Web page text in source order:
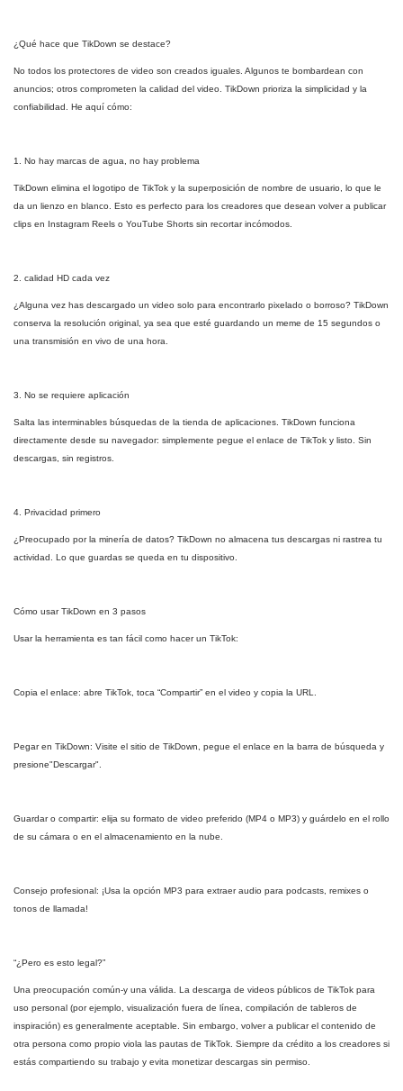
¿Qué hace que TikDown se destace?
No todos los protectores de video son creados iguales. Algunos te bombardean con
anuncios; otros comprometen la calidad del video. TikDown prioriza la simplicidad y la
confiabilidad. He aquí cómo:
1. No hay marcas de agua, no hay problema
TikDown elimina el logotipo de TikTok y la superposición de nombre de usuario, lo que le
da un lienzo en blanco. Esto es perfecto para los creadores que desean volver a publicar
clips en Instagram Reels o YouTube Shorts sin recortar incómodos.
2. calidad HD cada vez
¿Alguna vez has descargado un video solo para encontrarlo pixelado o borroso? TikDown
conserva la resolución original, ya sea que esté guardando un meme de 15 segundos o
una transmisión en vivo de una hora.
3. No se requiere aplicación
Salta las interminables búsquedas de la tienda de aplicaciones. TikDown funciona
directamente desde su navegador: simplemente pegue el enlace de TikTok y listo. Sin
descargas, sin registros.
4. Privacidad primero
¿Preocupado por la minería de datos? TikDown no almacena tus descargas ni rastrea tu
actividad. Lo que guardas se queda en tu dispositivo.
Cómo usar TikDown en 3 pasos
Usar la herramienta es tan fácil como hacer un TikTok:
Copia el enlace: abre TikTok, toca “Compartir” en el video y copia la URL.
Pegar en TikDown: Visite el sitio de TikDown, pegue el enlace en la barra de búsqueda y
presione"Descargar".
Guardar o compartir: elija su formato de video preferido (MP4 o MP3) y guárdelo en el rollo
de su cámara o en el almacenamiento en la nube.
Consejo profesional: ¡Usa la opción MP3 para extraer audio para podcasts, remixes o
tonos de llamada!
“¿Pero es esto legal?”
Una preocupación común-y una válida. La descarga de videos públicos de TikTok para
uso personal (por ejemplo, visualización fuera de línea, compilación de tableros de
inspiración) es generalmente aceptable. Sin embargo, volver a publicar el contenido de
otra persona como propio viola las pautas de TikTok. Siempre da crédito a los creadores si
estás compartiendo su trabajo y evita monetizar descargas sin permiso.